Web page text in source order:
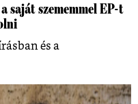
saját szememmel EP-t
és a